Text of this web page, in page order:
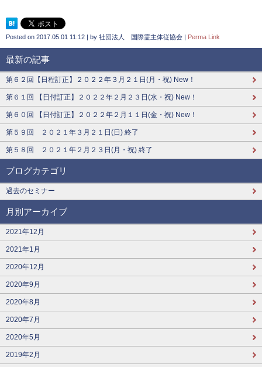
Posted on 2017.05.01 11:12 | by 社団法人 国際霊主体従協会 | Perma Link
最新の記事
第６２回【日程訂正】２０２２年３月２１日(月・祝) New！
第６１回 【日付訂正】２０２２年２月２３日(水・祝) New！
第６０回 【日付訂正】２０２２年２月１１日(金・祝) New！
第５９回 ２０２１年３月２１日(日) 終了
第５８回 ２０２１年２月２３日(月・祝) 終了
ブログカテゴリ
過去のセミナー
月別アーカイブ
2021年12月
2021年1月
2020年12月
2020年9月
2020年8月
2020年7月
2020年5月
2019年2月